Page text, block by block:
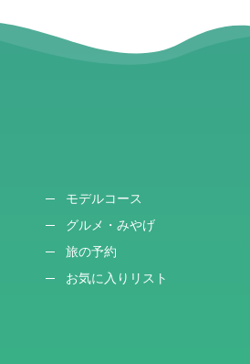
モデルコース
グルメ・みやげ
旅の予約
お気に入りリスト